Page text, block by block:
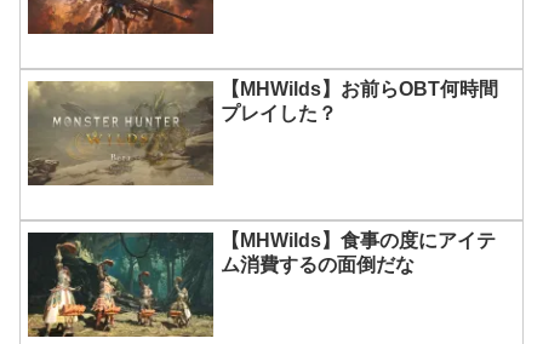
【MHWilds】お前らOBT何時間
プレイした？
【MHWilds】食事の度にアイテ
ム消費するの面倒だな